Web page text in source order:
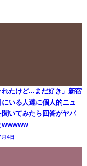
れたけど...まだ好き」新宿
にいる人達に個人的ニュ
聞いてみたら回答がヤバ
wwwww
4日